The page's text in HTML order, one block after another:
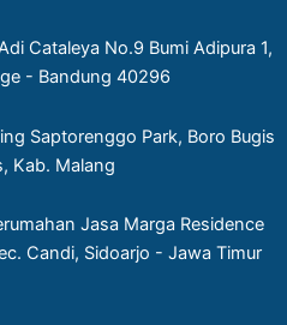
Cataleya No.9 Bumi Adipura 1,
- Bandung 40296
Saptorenggo Park, Boro Bugis
Kab. Malang
Jasa Marga Residence
Candi, Sidoarjo - Jawa Timur